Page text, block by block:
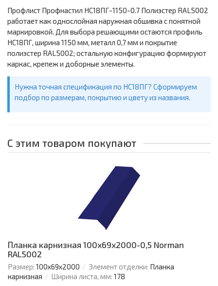
Профлист Профнастил НС18ПГ-1150-0.7 Полиэстер RAL5002
работает как однослойная наружная обшивка с понятной
маркировкой. Для выбора решающими остаются профиль
НС18ПГ, ширина 1150 мм, металл 0,7 мм и покрытие
полиэстер RAL5002; остальную конфигурацию формируют
каркас, крепеж и доборные элементы.
Нужна точная спецификация по НС18ПГ? Сформируем
подбор по размерам, покрытию и цвету из названия.
С этим товаром покупают
Планка карнизная 100х69х2000-0,5 Norman
RAL5002
Размер: 100х69х2000 Элемент отделки: Планка
карнизная
Ширина листа, мм: 178